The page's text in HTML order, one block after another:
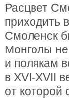
Расцвет
приходить
Смоленск
Монголы
и полякам
в XVI-XVII
от которой